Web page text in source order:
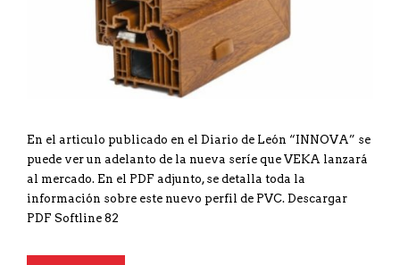
En el articulo publicado en el Diario de León “INNOVA” se
puede ver un adelanto de la nueva seríe que VEKA lanzará
al mercado. En el PDF adjunto, se detalla toda la
información sobre este nuevo perfil de PVC. Descargar
PDF Softline 82